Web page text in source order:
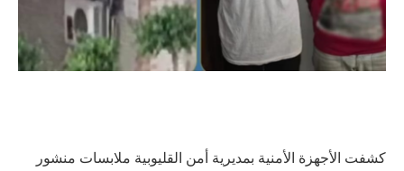
كشفت الأجهزة الأمنية بمديرية أمن القليوبية ملابسات منشور